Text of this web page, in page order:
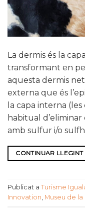
La dermis és la
transformant en
aquesta dermis
externa que és
la capa interna (les
habitual
amb sulfur i/o
CONTINUAR LLEGINT
Publicat a Turisme
Innovation, Museu de la